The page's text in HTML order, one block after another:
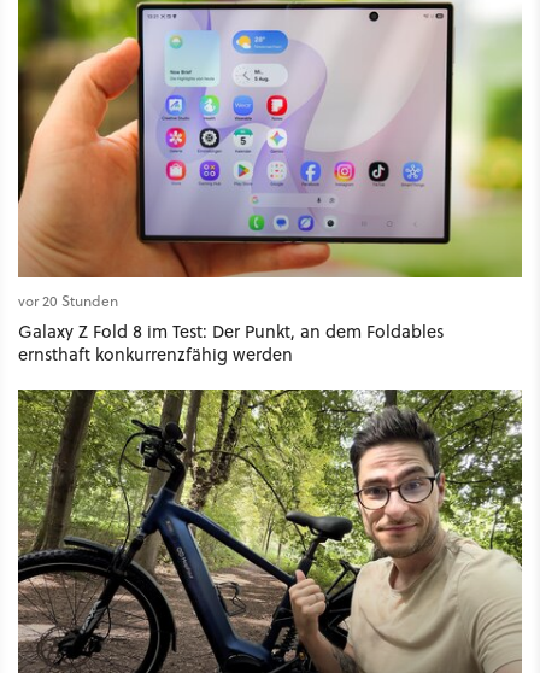
vor 20 Stunden
Galaxy Z Fold 8 im Test: Der Punkt, an dem Foldables
ernsthaft konkurrenzfähig werden